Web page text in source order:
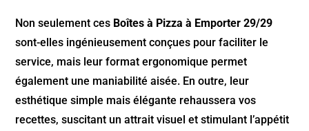
Non seulement ces Boîtes à Pizza à Emporter 29/29
sont-elles ingénieusement conçues pour faciliter le
service, mais leur format ergonomique permet
également une maniabilité aisée. En outre, leur
esthétique simple mais élégante rehaussera vos
recettes, suscitant un attrait visuel et stimulant l’appétit